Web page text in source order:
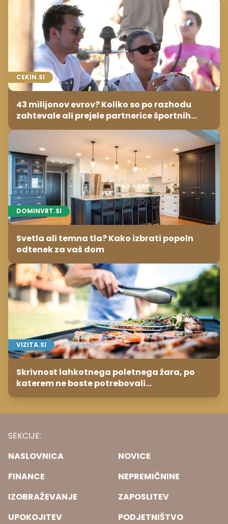
CEKIN.SI
43 milijonov evrov? Koliko so po razhodu
zahtevale ali prejele partnerice športnih
zvezdnikov
DOMINVRT.SI
Svetla ali temna tla? Kako izbrati popoln
odtenek za vaš dom
VIZITA.SI
Skrivnost lahkotnega poletnega žara, po
katerem ne boste potrebovali
popoldanskega spanca
SEKCIJE:
NASLOVNICA
NOVICE
FINANCE
NEPREMIČNINE
IZOBRAŽEVANJE
ZAPOSLITEV
UPOKOJITEV
PODJETNIŠTVO